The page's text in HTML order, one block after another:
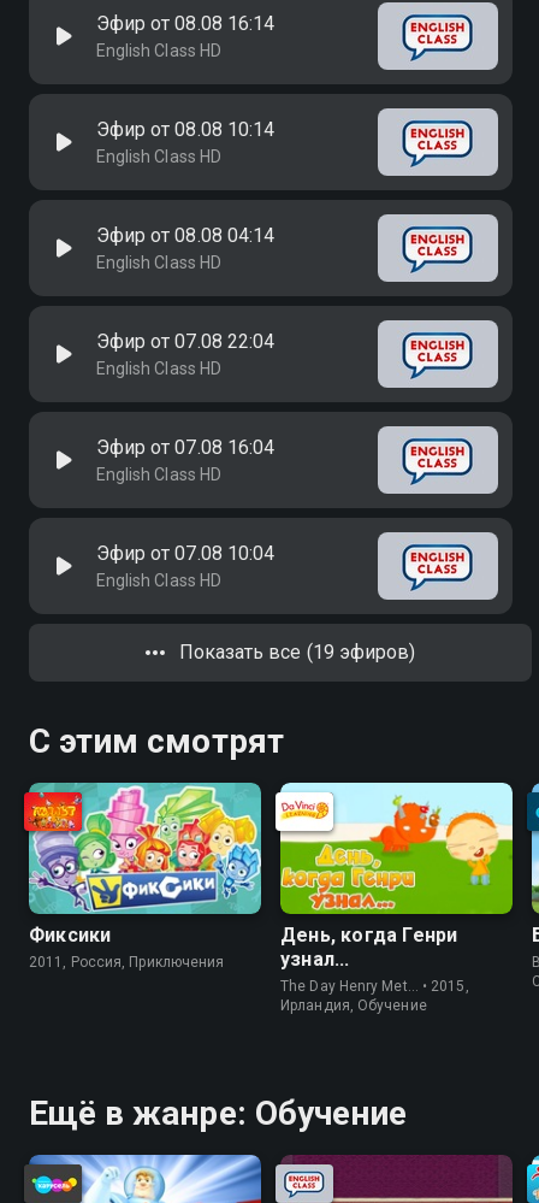
Эфир от 08.08 16:14
English Class HD
Эфир от 08.08 10:14
English Class HD
Эфир от 08.08 04:14
English Class HD
Эфир от 07.08 22:04
English Class HD
Эфир от 07.08 16:04
English Class HD
Эфир от 07.08 10:04
English Class HD
Показать все (19 эфиров)
С этим смотрят
Фиксики
2011, Россия, Приключения
День, когда Генри
узнал...
The Day Henry Met… • 2015,
Ирландия, Обучение
Ещё в жанре: Обучение